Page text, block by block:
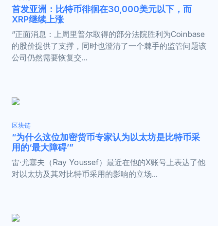
首发亚洲：比特币徘徊在30,000美元以下，而
XRP继续上涨
“正面消息：上周里普尔取得的部分法院胜利为Coinbase
的股价提供了支撑，同时也澄清了一个棘手的监管问题该
公司仍然需要恢复交...
区块链
“为什么这位加密货币专家认为以太坊是比特币采
用的‘最大障碍’”
雷·尤塞夫（Ray Youssef）最近在他的X账号上表达了他
对以太坊及其对比特币采用的影响的立场...